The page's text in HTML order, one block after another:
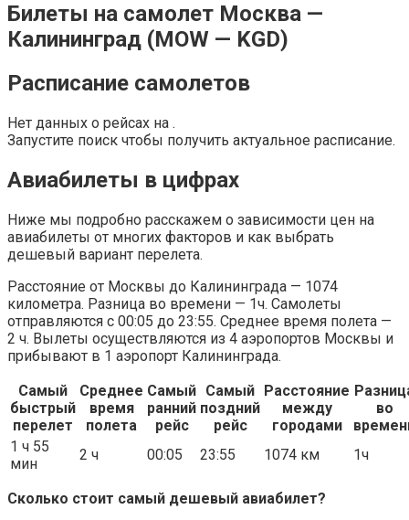
Билеты на самолет Москва —
Калининград (MOW — KGD)
Расписание самолетов
Нет данных о рейсах на .
Запустите поиск чтобы получить актуальное расписание.
Авиабилеты в цифрах
Ниже мы подробно расскажем о зависимости цен на
авиабилеты от многих факторов и как выбрать
дешевый вариант перелета.
Расстояние от Москвы до Калининграда — 1074
километра. Разница во времени — 1ч. Самолеты
отправляются с 00:05 до 23:55. Среднее время полета —
2 ч. Вылеты осуществляются из 4 аэропортов Москвы и
прибывают в 1 аэропорт Калининграда.
Самый
быстрый
перелет
Среднее
время
полета
Самый
ранний
рейс
Самый
поздний
рейс
Расстояние
между
городами
во
1 ч 55
мин
2 ч 00:05 23:55 1074 км 1ч
Сколько стоит самый дешевый авиабилет?